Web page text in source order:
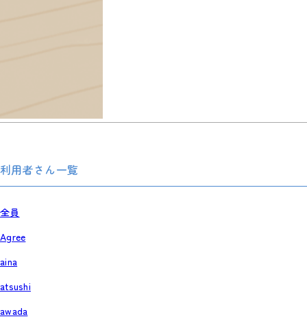
利用者さん一覧
全員
Agree
aina
atsushi
awada